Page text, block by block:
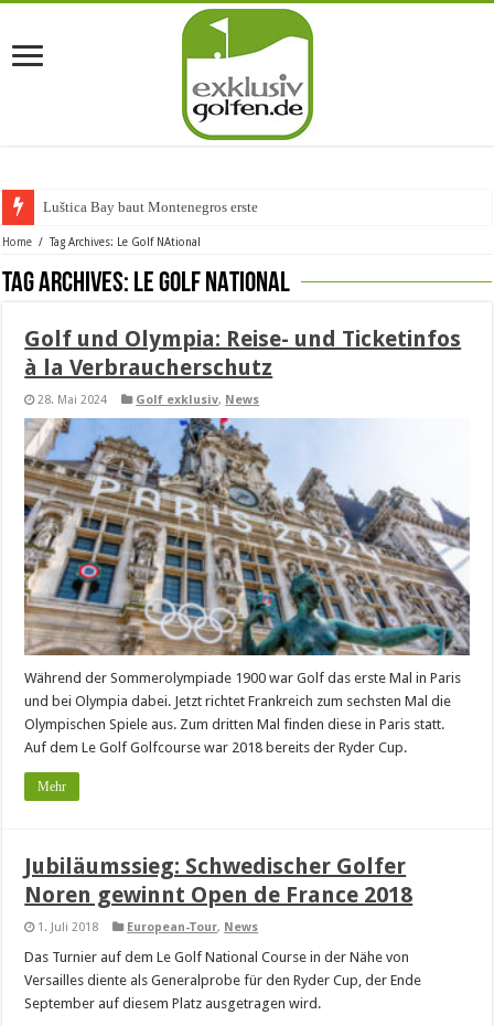
Luštica Bay baut Montenegros erste Golf-Comm
Home / Tag Archives: Le Golf NAtional
Tag Archives: Le Golf NAtional
Golf und Olympia: Reise- und Ticketinfos
à la Verbraucherschutz
28. Mai 2024 Golf exklusiv, News
Während der Sommerolympiade 1900 war Golf das erste Mal in Paris
und bei Olympia dabei. Jetzt richtet Frankreich zum sechsten Mal die
Olympischen Spiele aus. Zum dritten Mal finden diese in Paris statt.
Auf dem Le Golf Golfcourse war 2018 bereits der Ryder Cup.
Mehr
Jubiläumssieg: Schwedischer Golfer
Noren gewinnt Open de France 2018
1. Juli 2018 European-Tour, News
Das Turnier auf dem Le Golf National Course in der Nähe von
Versailles diente als Generalprobe für den Ryder Cup, der Ende
September auf diesem Platz ausgetragen wird.